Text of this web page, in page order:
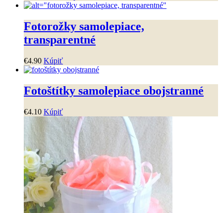
cena
€2.40.
cena
€1.95.
Fotorožky samolepiace,
transparentné
€4.90 Kúpiť
Fotoštítky samolepiace obojstranné
€4.10 Kúpiť